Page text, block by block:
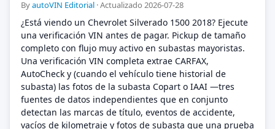
ByautoVIN Editorial ·Actualizado 2026-07-28
¿Está viendo un Chevrolet Silverado 1500 2018? Ejecute
una verificación VIN antes de pagar. Pickup de tamaño
completo con flujo muy activo en subastas mayoristas.
Una verificación VIN completa extrae CARFAX,
AutoCheck y (cuando el vehículo tiene historial de
subasta) las fotos de la subasta Copart o IAAI —tres
fuentes de datos independientes que en conjunto
detectan las marcas de título, eventos de accidente,
vacíos de kilometraje y fotos de subasta que una prueba